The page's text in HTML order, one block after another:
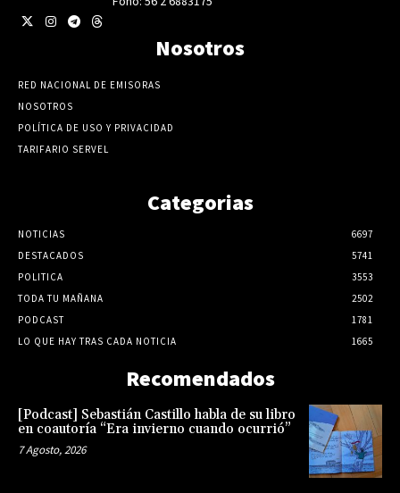
Nosotros
RED NACIONAL DE EMISORAS
NOSOTROS
POLÍTICA DE USO Y PRIVACIDAD
TARIFARIO SERVEL
Categorias
NOTICIAS
6697
DESTACADOS
5741
POLITICA
3553
TODA TU MAÑANA
2502
PODCAST
1781
LO QUE HAY TRAS CADA NOTICIA
1665
Recomendados
[Podcast] Sebastián Castillo habla de su libro
en coautoría “Era invierno cuando ocurrió”
7 Agosto, 2026